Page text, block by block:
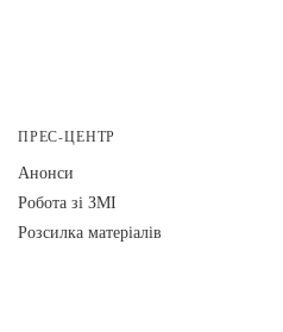
ПРЕС-ЦЕНТР
Анонси
Робота зі ЗМІ
Розсилка матеріалів